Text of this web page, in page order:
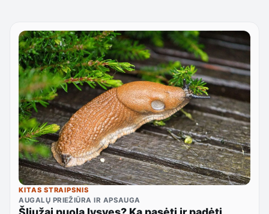
KITAS STRAIPSNIS
AUGALŲ PRIEŽIŪRA IR APSAUGA